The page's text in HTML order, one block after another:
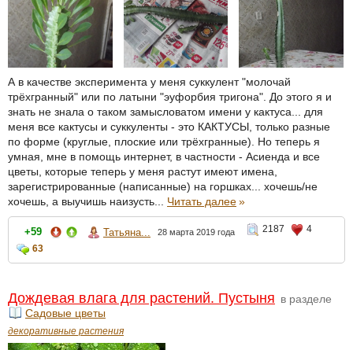
А в качестве эксперимента у меня суккулент "молочай
трёхгранный" или по латыни "эуфорбия тригона". До этого я и
знать не знала о таком замысловатом имени у кактуса... для
меня все кактусы и суккуленты - это КАКТУСЫ, только разные
по форме (круглые, плоские или трёхгранные). Но теперь я
умная, мне в помощь интернет, в частности - Асиенда и все
цветы, которые теперь у меня растут имеют имена,
зарегистрированные (написанные) на горшках... хочешь/не
хочешь, а выучишь наизусть... Читать далее»
+59 Татьяна... 28 марта 2019 года 2187
4
63
Дождевая влага для растений. Пустыня в разделе
Садовые цветы
декоративные растения